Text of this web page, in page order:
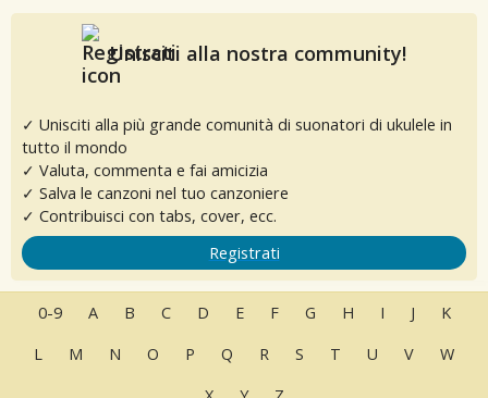
Unisciti alla nostra community!
✓ Unisciti alla più grande comunità di suonatori di ukulele in
tutto il mondo
✓ Valuta, commenta e fai amicizia
✓ Salva le canzoni nel tuo canzoniere
✓ Contribuisci con tabs, cover, ecc.
Registrati
0-9 A B C D E F G H I J
K
L
M N O P Q R S T U V
W